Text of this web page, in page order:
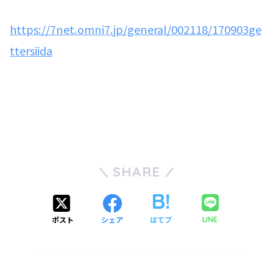
https://7net.omni7.jp/general/002118/170903ge
ttersiida
SHARE
ポスト シェア はてブ LINE